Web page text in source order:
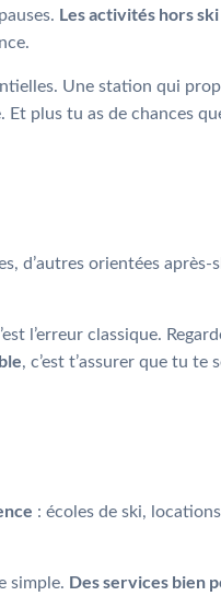
Les activités hors
Une station qui
Et plus tu as de chances
d’autres orientées après-
l’erreur classique.
, c’est t’assurer que tu te
: écoles de ski,
simple. Des services bien